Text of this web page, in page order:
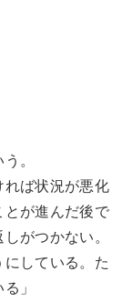
。
れば状況が悪化
とが進んだ後で
がつかない。
している。た
」